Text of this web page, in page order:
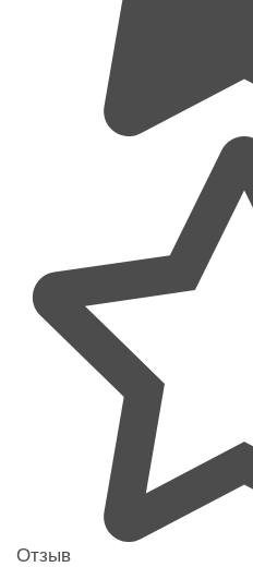
Отзыв